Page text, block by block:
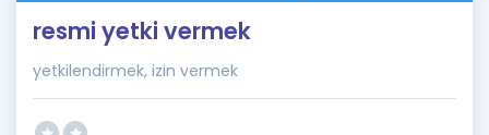
İngilizce Gramer
resmi yetki vermek
yetkilendirmek, izin vermek